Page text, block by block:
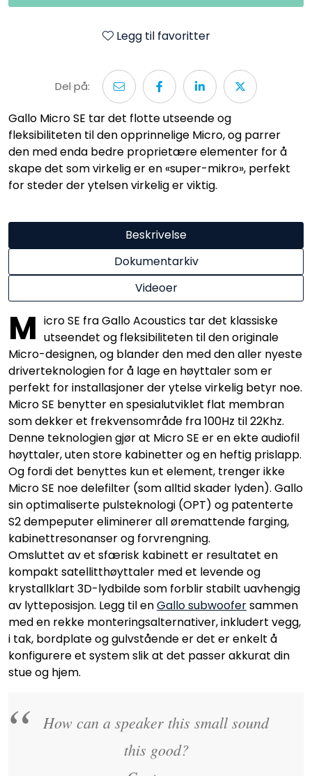
Legg til favoritter
Del på:
Gallo Micro SE tar det flotte utseende og
fleksibiliteten til den opprinnelige Micro, og parrer
den med enda bedre proprietære elementer for å
skape det som virkelig er en «super-mikro», perfekt
for steder der ytelsen virkelig er viktig.
Beskrivelse
Dokumentarkiv
Videoer
M icro SE fra Gallo Acoustics tar det klassiske
utseendet og fleksibiliteten til den originale
Micro-designen, og blander den med den aller nyeste
driverteknologien for å lage en høyttaler som er
perfekt for installasjoner der ytelse virkelig betyr noe.
Micro SE benytter en spesialutviklet flat membran
som dekker et frekvensområde fra 100Hz til 22Khz.
Denne teknologien gjør at Micro SE er en ekte audiofil
høyttaler, uten store kabinetter og en heftig prislapp.
Og fordi det benyttes kun et element, trenger ikke
Micro SE noe delefilter (som alltid skader lyden). Gallo
sin optimaliserte pulsteknologi (OPT) og patenterte
S2 dempeputer eliminerer all øremattende farging,
kabinettresonanser og forvrengning.
Omsluttet av et sfærisk kabinett er resultatet en
kompakt satellitthøyttaler med et levende og
krystallklart 3D-lydbilde som forblir stabilt uavhengig
av lytteposisjon. Legg til enGallo subwoofersammen
med en rekke monteringsalternativer, inkludert vegg,
i tak, bordplate og gulvstående er det er enkelt å
konfigurere et system slik at det passer akkurat din
stue og hjem.
How can a speaker this small sound
this good?